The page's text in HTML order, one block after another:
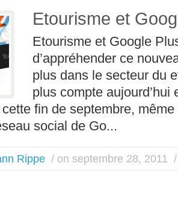
Etourisme et
Etourisme et Google
d’appréhender ce
plus dans le secteur du
plus compte
fin de septembre,
social de Go...
Rippe / on septembre 28, 2011